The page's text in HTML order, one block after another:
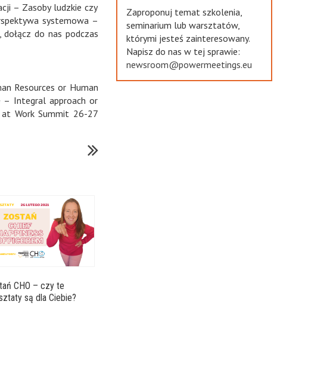
– Zasoby ludzkie czy
systemowa –
do nas podczas
Resources or Human
– Integral approach or
Work Summit 26-27
CHO – czy te
są dla Ciebie?
Zaproponuj temat szkolenia,
seminarium lub warsztatów,
którymi jesteś zainteresowany.
Napisz do nas w tej sprawie:
newsroom@powermeetings.eu